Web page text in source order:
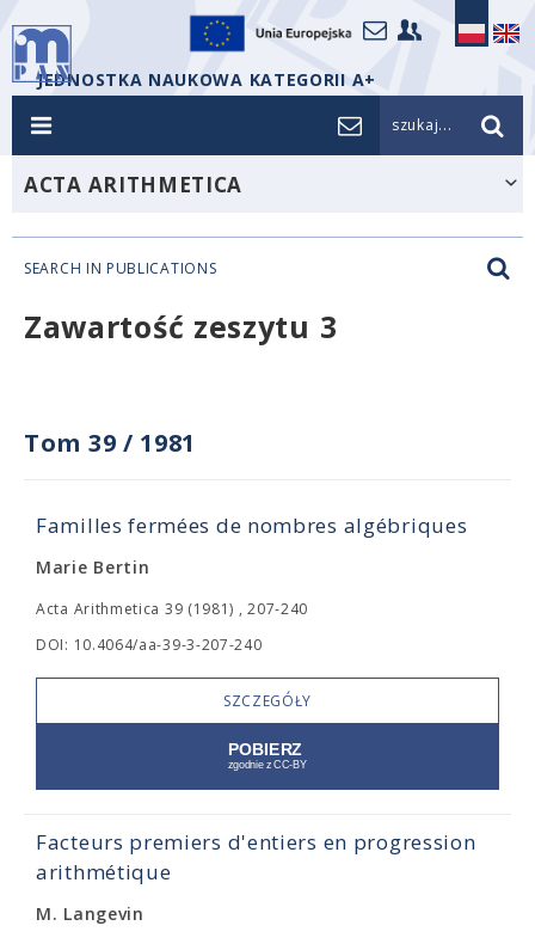
JEDNOSTKA NAUKOWA KATEGORII A+
szukaj...
ACTA ARITHMETICA
SEARCH IN PUBLICATIONS
Zawartość zeszytu 3
Tom 39 / 1981
Familles fermées de nombres algébriques
Marie Bertin
Acta Arithmetica 39 (1981) , 207-240
DOI: 10.4064/aa-39-3-207-240
SZCZEGÓŁY
Facteurs premiers d'entiers en progression
arithmétique
M. Langevin